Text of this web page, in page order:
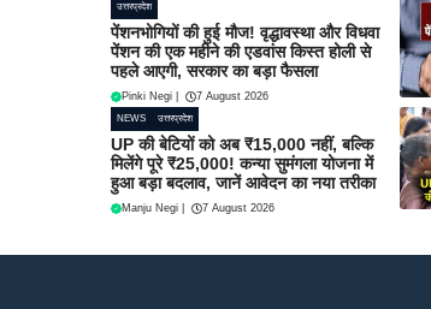
उत्तरप्रदेश
पेंशनभोगियों की हुई मौज! वृद्धावस्था और विधवा
पेंशन की एक महीने की एडवांस किस्त होली से
पहले आएगी, सरकार का बड़ा फैसला
Pinki Negi 7 August 2026
NEWS उत्तरप्रदेश
UP की बेटियों को अब ₹15,000 नहीं, बल्कि
मिलेंगे पूरे ₹25,000! कन्या सुमंगला योजना में
हुआ बड़ा बदलाव, जानें आवेदन का नया तरीका
Manju Negi 7 August 2026